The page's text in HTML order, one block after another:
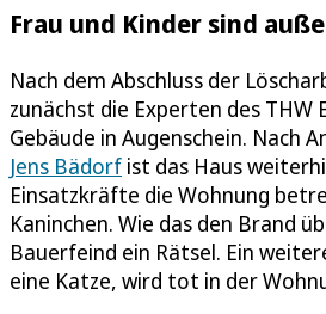
Frau und Kinder sind
Nach dem Abschluss der
zunächst die Experten des THW
Gebäude in Augenschein. Nach
Jens Bädorf ist das Haus
Einsatzkräfte die Wohnung
Kaninchen. Wie das den Brand
Bauerfeind ein Rätsel. Ein
eine Katze, wird tot in der